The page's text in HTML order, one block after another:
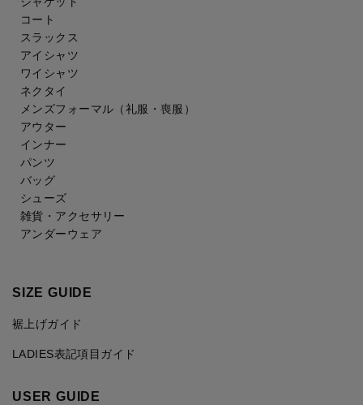
コート
スラックス
アイシャツ
ワイシャツ
ネクタイ
メンズフォーマル （礼服・喪服）
アウター
インナー
パンツ
バッグ
シューズ
雑貨・アクセサリー
アンダーウェア
SIZE GUIDE
裾上げガイド
LADIES表記項目ガイド
USER GUIDE